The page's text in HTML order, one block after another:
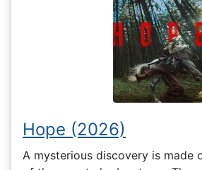
Hope (2026)
A mysterious discovery is made